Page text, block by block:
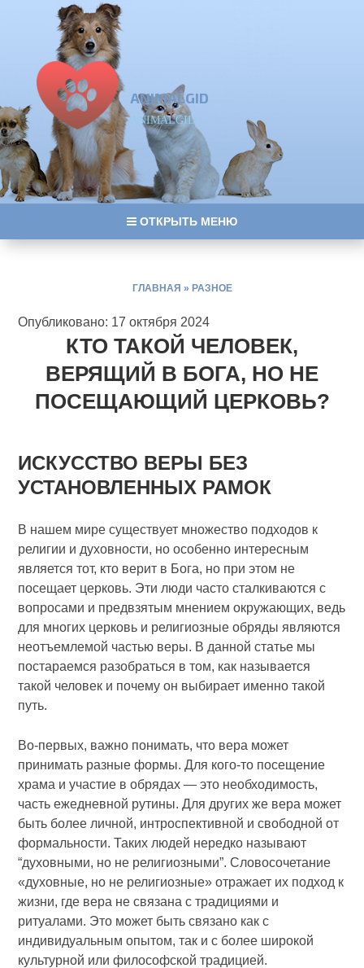
ANIMALGID
ANIMALGID
ОТКРЫТЬ МЕНЮ
ГЛАВНАЯ » РАЗНОЕ
Опубликовано: 17 октября 2024
КТО ТАКОЙ ЧЕЛОВЕК,
ВЕРЯЩИЙ В БОГА, НО НЕ
ПОСЕЩАЮЩИЙ ЦЕРКОВЬ?
ИСКУССТВО ВЕРЫ БЕЗ
УСТАНОВЛЕННЫХ РАМОК
В нашем мире существует множество подходов к
религии и духовности, но особенно интересным
является тот, кто верит в Бога, но при этом не
посещает церковь. Эти люди часто сталкиваются с
вопросами и предвзятым мнением окружающих, ведь
для многих церковь и религиозные обряды являются
неотъемлемой частью веры. В данной статье мы
постараемся разобраться в том, как называется
такой человек и почему он выбирает именно такой
путь.
Во-первых, важно понимать, что вера может
принимать разные формы. Для кого-то посещение
храма и участие в обрядах — это необходимость,
часть ежедневной рутины. Для других же вера может
быть более личной, интроспективной и свободной от
формальности. Таких людей нередко называют
“духовными, но не религиозными”. Словосочетание
«духовные, но не религиозные» отражает их подход к
жизни, где вера не связана с традициями и
ритуалами. Это может быть связано как с
индивидуальным опытом, так и с более широкой
культурной или философской традицией.